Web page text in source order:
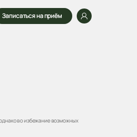
Записаться на приём
во избежание возможных